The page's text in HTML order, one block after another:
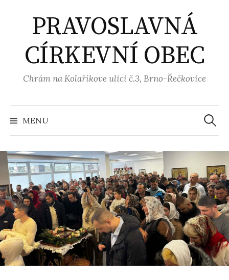
obsahu
webu
PRAVOSLAVNÁ
CÍRKEVNÍ OBEC
Chrám na Kolaříkove ulici č.3, Brno-Řečkovice
MENU